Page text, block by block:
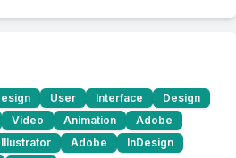
User Interface
Design
Video Animation
Adobe
Illustrator Adobe
InDesign